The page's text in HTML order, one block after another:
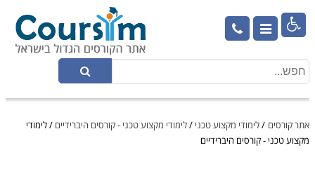

אתר קורסים /לימודי מקצוע טכני /לימודי מקצוע טכני - קורסים היברידיים /לימודי
מקצוע טכני - קורסים היברידיים